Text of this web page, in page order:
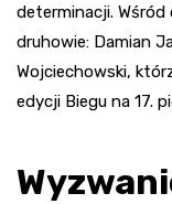
determinacji.
druhowie: Damian
Wojciechowski,
edycji Biegu na 17.